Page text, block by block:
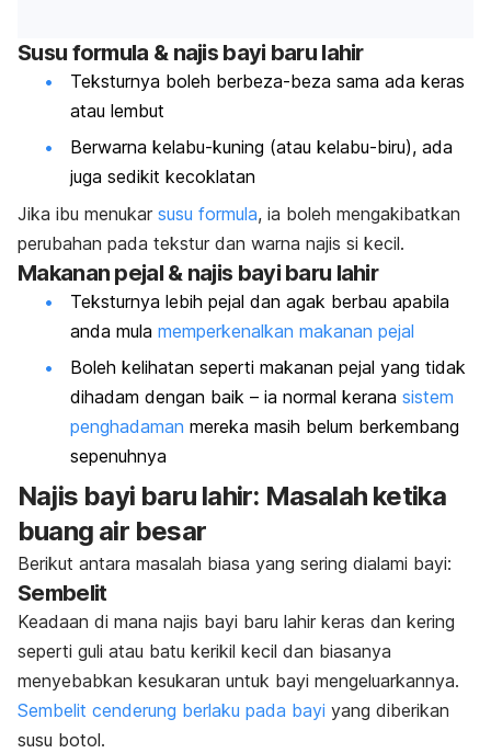
Susu formula & najis bayi baru lahir
Teksturnya boleh berbeza-beza sama ada keras
atau lembut
Berwarna kelabu-kuning (atau kelabu-biru), ada
juga sedikit kecoklatan
Jika ibu menukar susu formula, ia boleh mengakibatkan
perubahan pada tekstur dan warna najis si kecil.
Makanan pejal & najis bayi baru lahir
Teksturnya lebih pejal dan agak berbau apabila
anda mula memperkenalkan makanan pejal
Boleh kelihatan seperti makanan pejal yang tidak
dihadam dengan baik – ia normal kerana sistem
penghadaman mereka masih belum berkembang
sepenuhnya
Najis bayi baru lahir: Masalah ketika
buang air besar
Berikut antara masalah biasa yang sering dialami bayi:
Sembelit
Keadaan di mana najis bayi baru lahir keras dan kering
seperti guli atau batu kerikil kecil dan biasanya
menyebabkan kesukaran untuk bayi mengeluarkannya.
Sembelit cenderung berlaku pada bayi yang diberikan
susu botol.